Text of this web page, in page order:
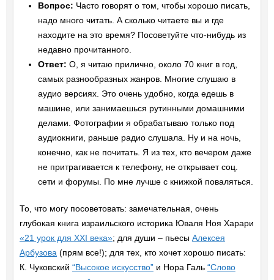
Вопрос: Часто говорят о том, чтобы хорошо писать,
надо много читать. А сколько читаете вы и где
находите на это время? Посоветуйте что-нибудь из
недавно прочитанного.
Ответ: О, я читаю прилично, около 70 книг в год,
самых разнообразных жанров. Многие слушаю в
аудио версиях. Это очень удобно, когда едешь в
машине, или занимаешься рутинными домашними
делами. Фотографии я обрабатываю только под
аудиокниги, раньше радио слушала. Ну и на ночь,
конечно, как не почитать. Я из тех, кто вечером даже
не притрагивается к телефону, не открывает соц.
сети и форумы. По мне лучше с книжкой поваляться.
То, что могу посоветовать: замечательная, очень
глубокая книга израильского историка Юваля Ноя Харари
«21 урок для XXI века»; для души – пьесы Алексея
Арбузова (прям все!); для тех, кто хочет хорошо писать:
К. Чуковский “Высокое искусство”и Нора Галь “Слово